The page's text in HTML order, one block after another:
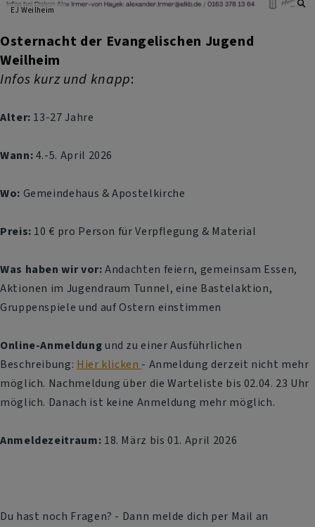
EJ Weilheim
Osternacht der Evangelischen Jugend
Weilheim
Infos kurz und knapp:
Alter: 13-27 Jahre
Wann:4.-5. April 2026
Wo: Gemeindehaus & Apostelkirche
Preis: 10 € pro Person für Verpflegung & Material
Was haben wir vor:Andachten feiern, gemeinsam Essen,
Aktionen im Jugendraum Tunnel, eine Bastelaktion,
Gruppenspiele und auf Ostern einstimmen
Online-Anmeldungund zu einer Ausführlichen
Beschreibung: Hier klicken - Anmeldung derzeit nicht mehr
möglich. Nachmeldung über die Warteliste bis 02.04. 23 Uhr
möglich. Danach ist keine Anmeldung mehr möglich.
Anmeldezeitraum: 18. März bis 01. April 2026
Du hast noch Fragen? - Dann melde dich per Mail an